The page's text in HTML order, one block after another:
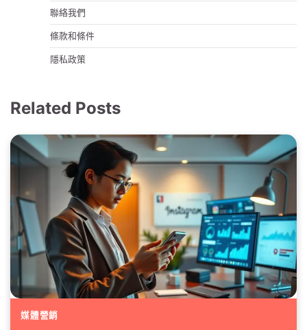
聯絡我們
條款和條件
隱私政策
Related Posts
媒體營銷